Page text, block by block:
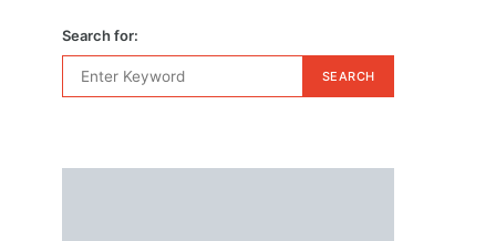
Search for:
SEARCH